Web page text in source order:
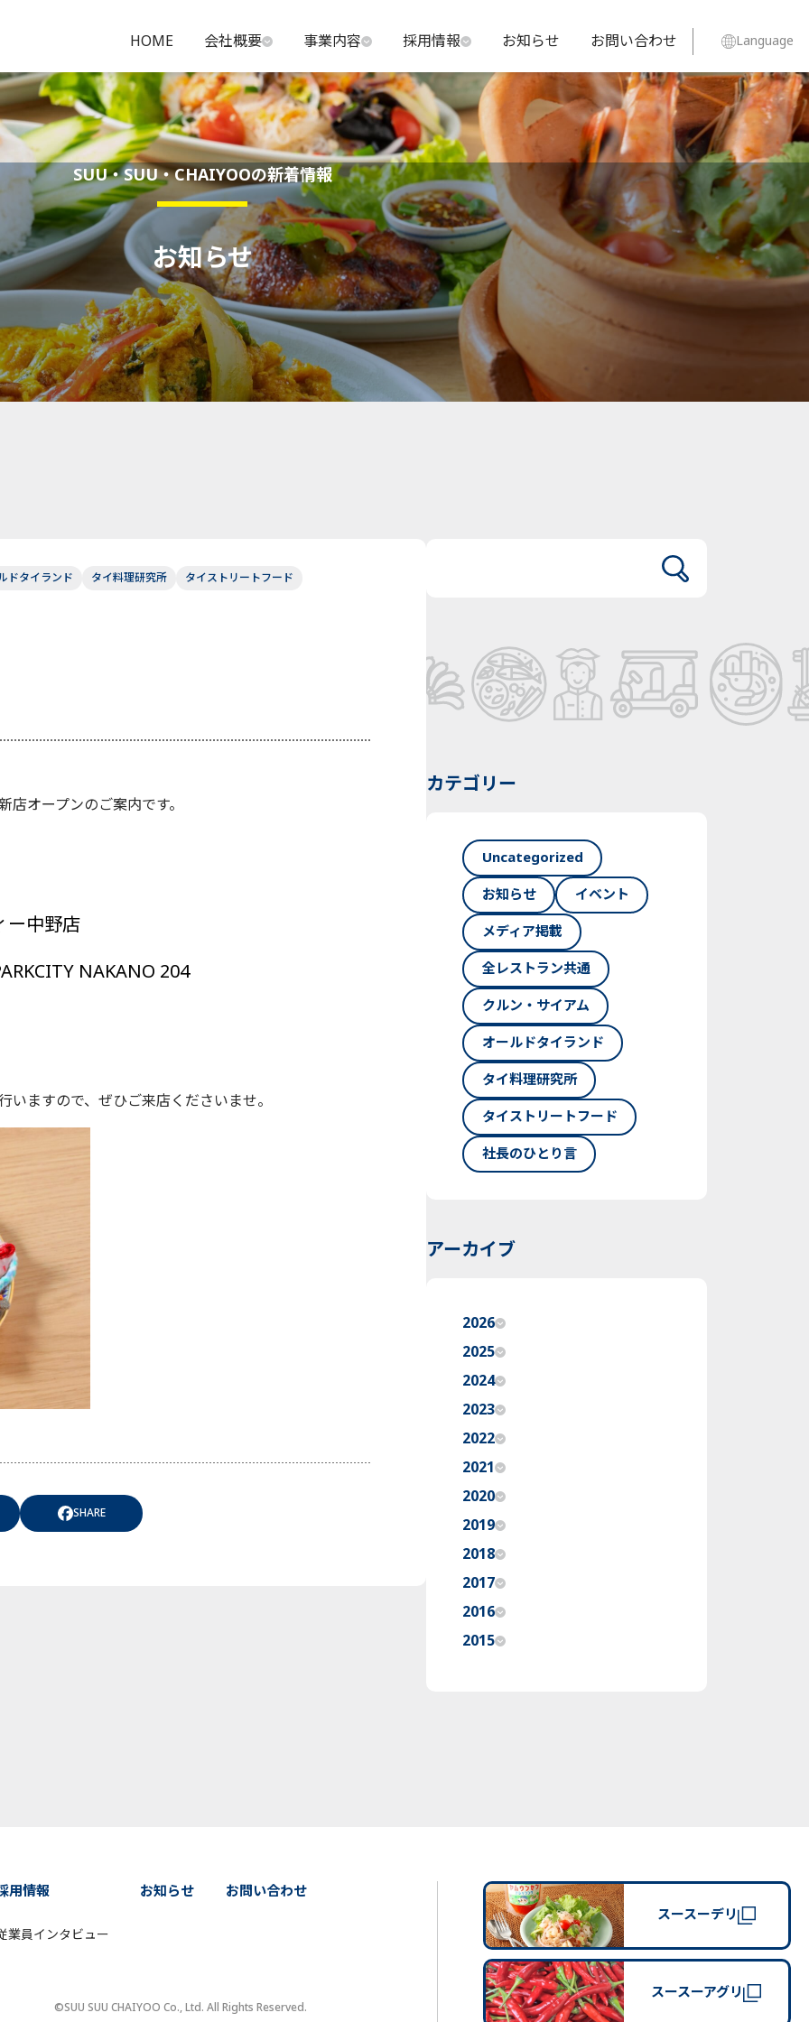
HOME 会社概要 事業内容 採用情報 お知らせ お問い合わせ Language
SUU・SUU・CHAIYOOの新着情報
お知らせ
ドタイランド タイ料理研究所 タイストリートフード
オープンのご案内です。
中野店
NAKANO 204
ますので、ぜひご来店くださいませ。
SHARE
カテゴリー
Uncategorized
お知らせ
イベント
メディア掲載
全レストラン共通
クルン・サイアム
オールドタイランド
タイ料理研究所
タイストリートフード
社長のひとり言
アーカイブ
2026
2025
2024
2023
2022
2021
2020
2019
2018
2017
2016
2015
用情報
業員インタビュー
お知らせ お問い合わせ
©SUU SUU CHAIYOO Co., Ltd. All Rights Reserved.
スースーデリ
スースーアグリ